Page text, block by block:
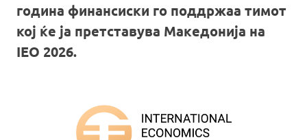
година финансиски го поддржаа тимот
кој ќе ја претставува Македонија на
IEO 2026.